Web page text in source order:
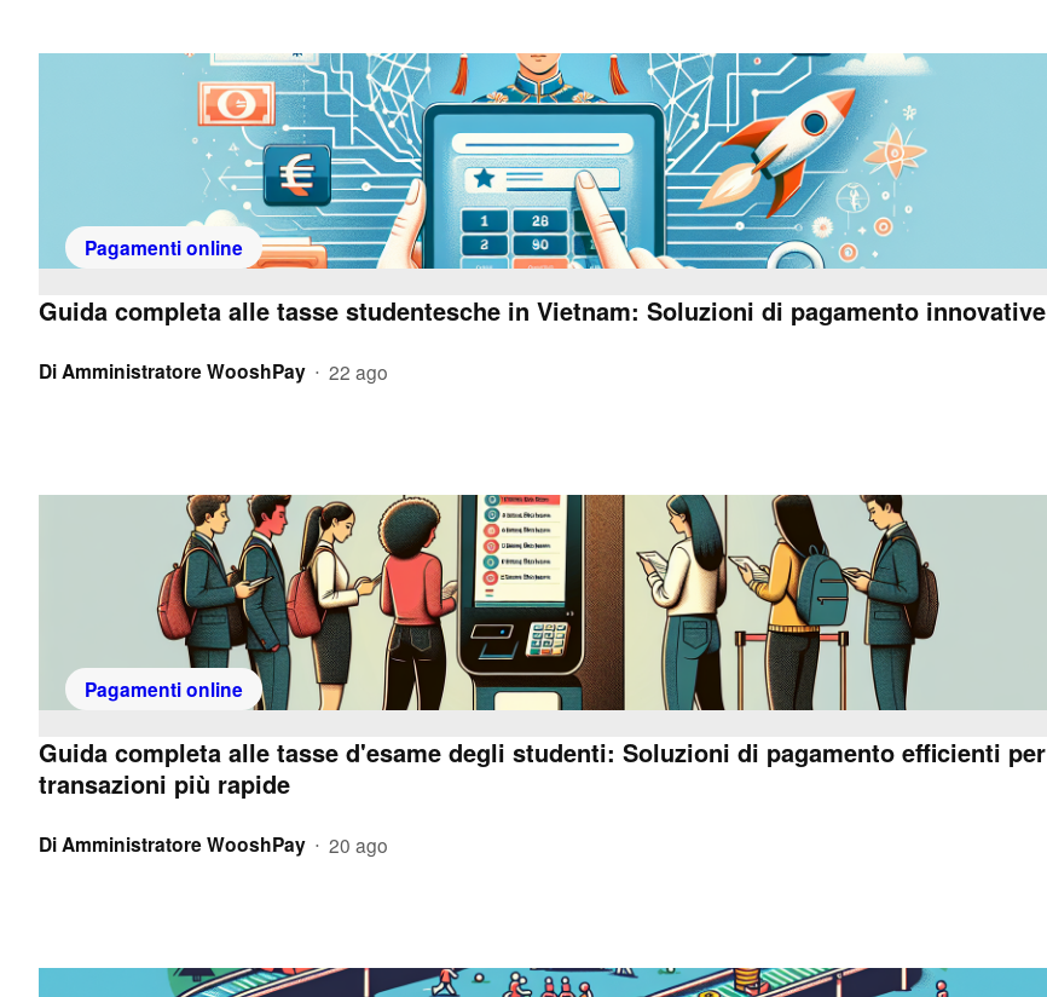
Pagamenti online
Guida completa alle tasse studentesche in Vietnam: Soluzioni di pagamento innovative
DiAmministratore WooshPay • 22 ago
Pagamenti online
Guida completa alle tasse d'esame degli studenti: Soluzioni di pagamento efficienti per
transazioni più rapide
DiAmministratore WooshPay • 20 ago